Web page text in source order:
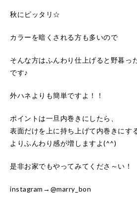
秋にピッタリ☆
カラーを暗くされる方も多いので
そんな方はふんわり仕上げると野暮っ
です♪
外ハネよりも簡単ですよ！！
ポイントは一旦内巻きにしたら、
表面だけを上に持ち上げて内巻きにす
よりふんわり感が増しますよ(^^)
是非お家でもやってみてくださ～い！
instagram→@marry_bon